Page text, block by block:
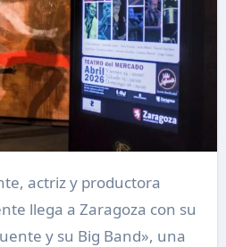
llega a Zaragoza con su
y su Big Band», una